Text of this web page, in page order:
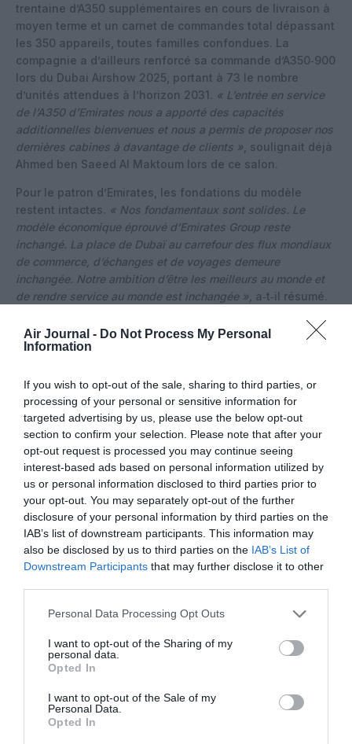
Air Journal - Do Not Process My Personal
Information
If you wish to opt-out of the sale, sharing to third parties, or
processing of your personal or sensitive information for
targeted advertising by us, please use the below opt-out
section to confirm your selection. Please note that after your
opt-out request is processed you may continue seeing
interest-based ads based on personal information utilized by
us or personal information disclosed to third parties prior to
your opt-out. You may separately opt-out of the further
disclosure of your personal information by third parties on the
IAB’s list of downstream participants. This information may
also be disclosed by us to third parties on the IAB’s List of
Downstream Participants that may further disclose it to other
Personal Data Processing Opt Outs
I want to opt-out of the Sharing of my
personal data.
Opted In
I want to opt-out of the Sale of my
Personal Data.
Opted In
trentaine d’A350 supplémentaires en cours de livraison à
moyen terme et un carnet de commandes total dépassant
les 350 appareils, toutes familles confondues. La
compagnie a d’ailleurs renforcé sa commande d’A350‑900
lors du Dubai Airshow 2025, portant à 73 le nombre
d’unités attendues à l’horizon 2031. « L’entrée en service
de l’A350 d’Emirates nous a apporté des capacités
additionnelles bienvenues et nous a permis de proposer nos
dernières cabines à davantage de clients » , soulignait déjà
Ahmed ben Saeed Al Maktoum lors de ce salon.
Pour le patron d’Emirates, les fondations du modèle
restent intactes. « Nos fondamentaux sont solides. Le
modèle économique éprouvé d’Emirates Group reste
inchangé. La place de Dubaï au carrefour des flux mondiaux
de commerce, d’échanges et de voyages demeure
inchangée. Notre ambition d’être les meilleurs au monde et
de rendre service au monde est inchangée », a‑t‑il résumé.
©DXB
Vous avez apprécié l’article ?
Soutenez-nous, faites un don !